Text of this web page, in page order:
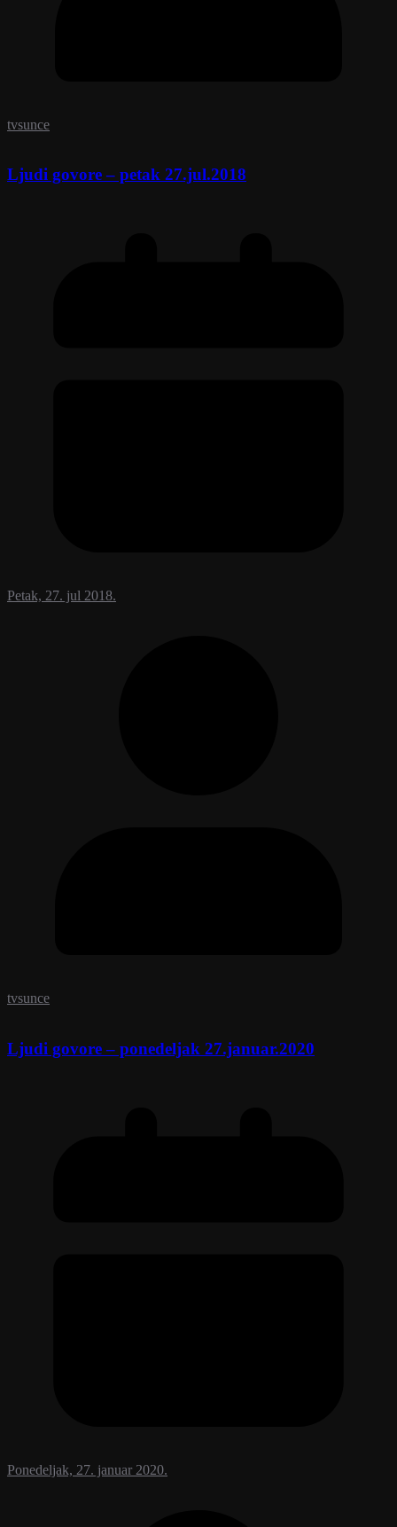
tvsunce
Ljudi govore – petak 27.jul.2018
Petak, 27. jul 2018.
tvsunce
Ljudi govore – ponedeljak 27.januar.2020
Ponedeljak, 27. januar 2020.